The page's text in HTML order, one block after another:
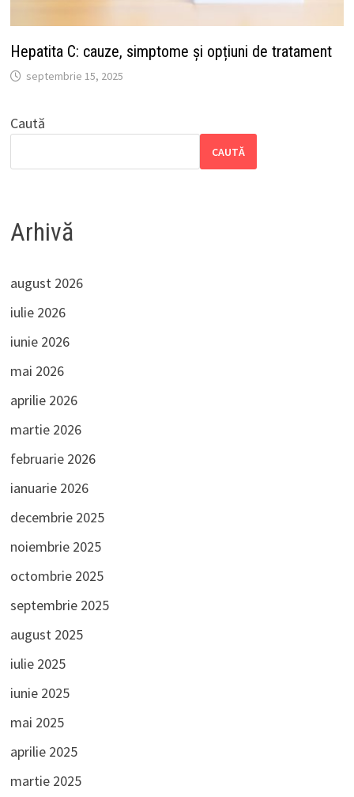
Hepatita C: cauze, simptome și opțiuni de tratament
septembrie 15, 2025
Caută
CAUTĂ
Arhivă
august 2026
iulie 2026
iunie 2026
mai 2026
aprilie 2026
martie 2026
februarie 2026
ianuarie 2026
decembrie 2025
noiembrie 2025
octombrie 2025
septembrie 2025
august 2025
iulie 2025
iunie 2025
mai 2025
aprilie 2025
martie 2025